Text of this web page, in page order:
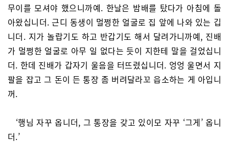
무이를 모셔야 했으니까예. 한날은 밤배를 탔다가 아침에 돌
아왔십니더. 근디 동생이 멀쩡한 얼굴로 집 앞에 나와 있는 깁
니더. 지가 놀랍기도 하고 반갑기도 해서 달려가니까예, 진배
가 멀쩡한 얼굴로 아무 일 없다는 듯이 지한테 말을 걸었십니
더. 한데 진배가 갑자기 울음을 터뜨렸십니더. 엉엉 울면서 지
팔을 잡고 그 돈이 든 통장 좀 버려달라꼬 읍소하는 게 아입니
꺼.
‘행님 자꾸 옵니더, 그 통장을 갖고 있이모 자꾸 ‘그게’ 옵니
더.’